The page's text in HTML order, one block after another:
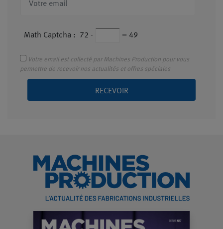
Math Captcha : 72 - = 49
Votre email est collecté par Machines Production pour vous
permettre de recevoir nos actualités et offres spéciales
RECEVOIR